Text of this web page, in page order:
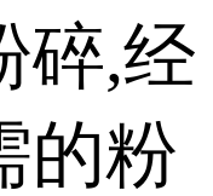
碎,经
的粉